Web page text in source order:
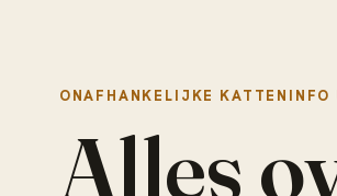
ONAFHANKELIJKE KATTENINFO
Alles